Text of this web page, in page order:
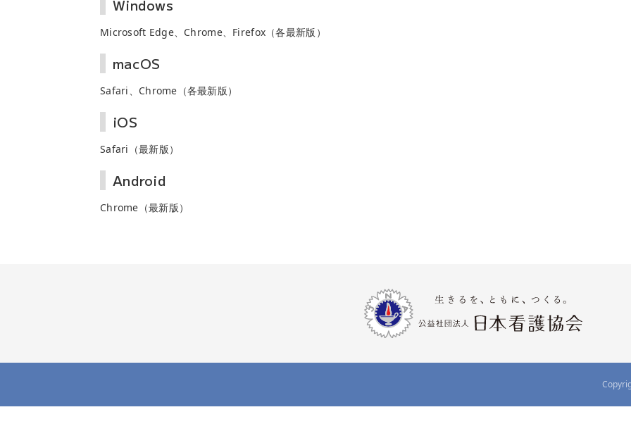
Windows
Microsoft Edge、Chrome、Firefox（各最新版）
macOS
Safari、Chrome（各最新版）
iOS
Safari（最新版）
Android
Chrome（最新版）